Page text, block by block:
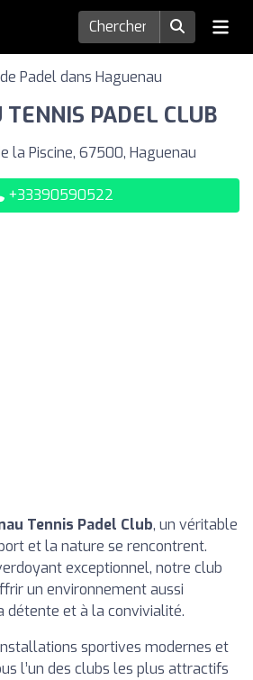
Padel dans Haguenau
TENNIS PADEL CLUB
la Piscine, 67500, Haguenau
+33390590522
Tennis Padel Club, un véritable
et la nature se rencontrent.
exceptionnel, notre club
un environnement aussi
détente et à la convivialité.
sportives modernes et
l’un des clubs les plus attractifs